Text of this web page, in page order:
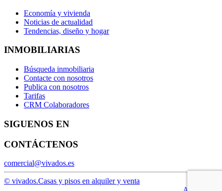
Economía y vivienda
Noticias de actualidad
Tendencias, diseño y hogar
INMOBILIARIAS
Búsqueda inmobiliaria
Contacte con nosotros
Publica con nosotros
Tarifas
CRM Colaboradores
SIGUENOS EN
CONTÁCTENOS
comercial@vivados.es
© vivados.Casas y pisos en alquiler y venta